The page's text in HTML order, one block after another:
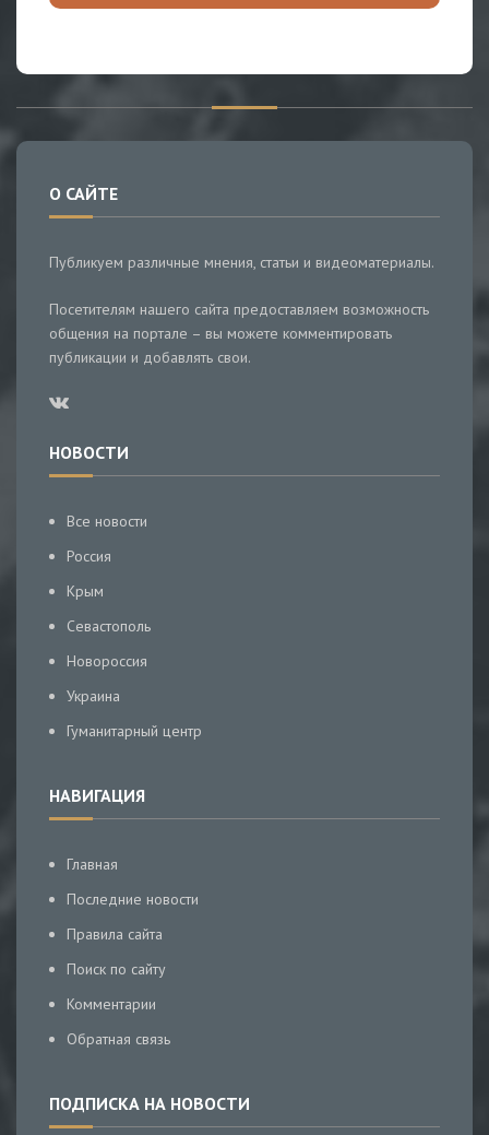
О САЙТЕ
Публикуем различные мнения, статьи и видеоматериалы.
Посетителям нашего сайта предоставляем возможность
общения на портале – вы можете комментировать
публикации и добавлять свои.
НОВОСТИ
Все новости
Россия
Крым
Севастополь
Новороссия
Украина
Гуманитарный центр
НАВИГАЦИЯ
Главная
Последние новости
Правила сайта
Поиск по сайту
Комментарии
Обратная связь
ПОДПИСКА НА НОВОСТИ